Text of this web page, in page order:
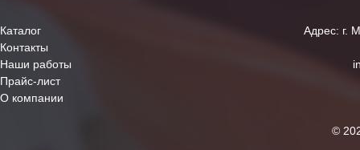
Каталог
Контакты
Наши работы
Прайс-лист
О компании
Адрес: г.
©